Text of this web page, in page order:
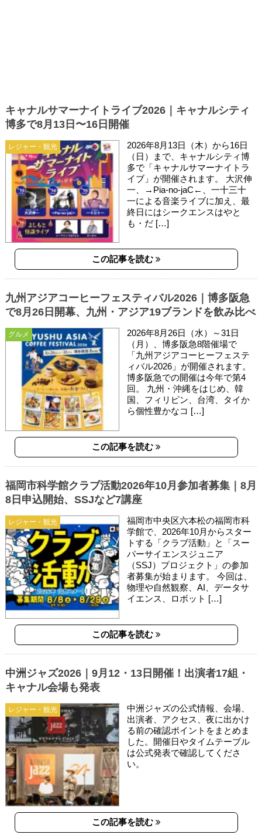
レジャー・観光
キャナルサマーナイトライブ2026｜キャナルシティ
博多で8月13日〜16日開催
2026年8月13日（木）から16日
（日）まで、キャナルシティ博
多で「キャナルサマーナイトラ
イブ」が開催されます。 大沢伸
一、→Pia-no-jaC←、一十三十
一による音楽ライブに加え、最
終日にはシークエンスはやと
も・だ […]
この記事を読む
グルメ
九州アジアコーヒーフェスティバル2026｜博多阪急
で8月26日開幕、九州・アジア19ブランドを飲み比べ
2026年8月26日（水）～31日
（月）、博多阪急8階催場で
「九州アジアコーヒーフェステ
ィバル2026」が開催されます。
博多阪急での開催は今年で第4
回。 九州・沖縄をはじめ、韓
国、フィリピン、台湾、タイか
ら個性豊かなコ […]
この記事を読む
レジャー・観光
福岡市科学館クラブ活動2026年10月参加者募集｜8月
8日申込開始、SSJなど7講座
福岡市中央区六本松の福岡市科
学館で、2026年10月からスター
トする「クラブ活動」と「スー
パーサイエンスジュニア
（SSJ）プロジェクト」の参加
者募集が始まります。 今回は、
物理や自然観察、AI、データサ
イエンス、ロボット […]
この記事を読む
レジャー・観光
中洲ジャズ2026｜9月12・13日開催！出演者17組・
キャナル会場も発表
中洲ジャズの公式情報、会場、
出演者、アクセス、夜に出かけ
る前の確認ポイントをまとめま
した。開催日やタイムテーブル
は公式発表で確認してくださ
い。
この記事を読む